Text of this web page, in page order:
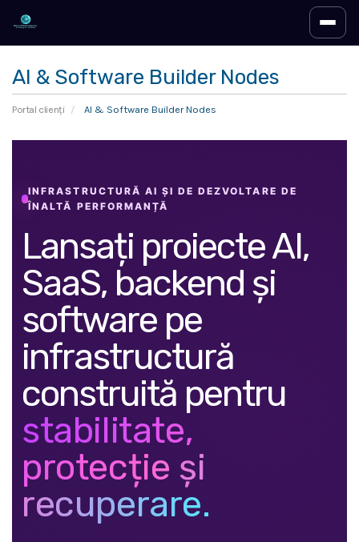
AI & Software Builder Nodes
Portal clienți AI & Software Builder Nodes
INFRASTRUCTURĂ AI ȘI DE DEZVOLTARE DE
ÎNALTĂ PERFORMANȚĂ
Lansați proiecte AI,
SaaS, backend și
software pe
infrastructură
construită pentru
stabilitate,
protecție și
recuperare.